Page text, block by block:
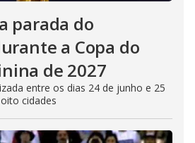
parada do
a Copa do
de 2027
entre os dias 24 de junho e 25
cidades